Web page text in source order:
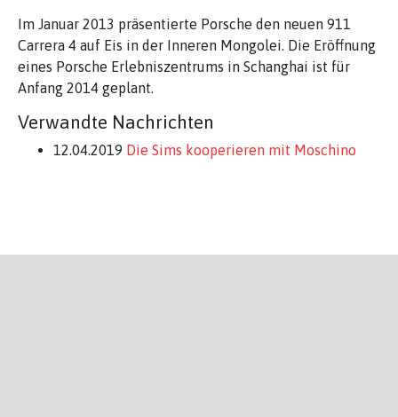
Im Januar 2013 präsentierte Porsche den neuen 911
Carrera 4 auf Eis in der Inneren Mongolei. Die Eröffnung
eines Porsche Erlebniszentrums in Schanghai ist für
Anfang 2014 geplant.
Verwandte Nachrichten
12.04.2019 Die Sims kooperieren mit Moschino